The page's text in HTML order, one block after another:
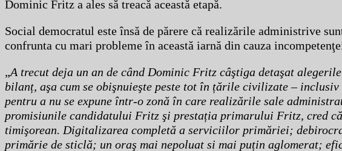
Dominic Fritz a ales să treacă această etapă.
Social democratul este însă de părere că realizările administrive
confrunta cu mari probleme în această iarnă din cauza
„A trecut deja un an de când Dominic Fritz câştiga detaşat
bilanț, aşa cum se obişnuieşte peste tot în țările civilizate –
pentru a nu se expune într-o zonă în care realizările sale
promisiunile candidatului Fritz şi prestația primarului Fritz, cred
timişorean. Digitalizarea completă a serviciilor primăriei;
primărie de sticlă; un oraş mai nepoluat si mai puțin aglomerat;